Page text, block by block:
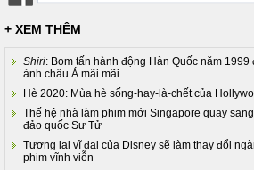
+ XEM THÊM
Shiri: Bom tấn hành động Hàn Quốc năm 1999
ảnh châu Á mãi mãi
Hè 2020: Mùa hè sống-hay-là-chết của
Thế hệ nhà làm phim mới Singapore quay
đảo quốc Sư Tử
Tương lai vĩ đại của Disney sẽ làm thay đổi
phim vĩnh viễn